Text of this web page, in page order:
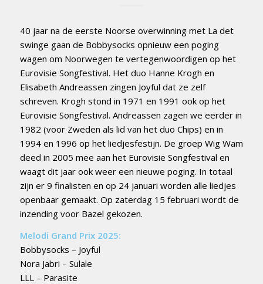
40 jaar na de eerste Noorse overwinning met La det
swinge gaan de Bobbysocks opnieuw een poging
wagen om Noorwegen te vertegenwoordigen op het
Eurovisie Songfestival. Het duo Hanne Krogh en
Elisabeth Andreassen zingen Joyful dat ze zelf
schreven. Krogh stond in 1971 en 1991 ook op het
Eurovisie Songfestival. Andreassen zagen we eerder in
1982 (voor Zweden als lid van het duo Chips) en in
1994 en 1996 op het liedjesfestijn. De groep Wig Wam
deed in 2005 mee aan het Eurovisie Songfestival en
waagt dit jaar ook weer een nieuwe poging. In totaal
zijn er 9 finalisten en op 24 januari worden alle liedjes
openbaar gemaakt. Op zaterdag 15 februari wordt de
inzending voor Bazel gekozen.
Melodi Grand Prix 2025:
Bobbysocks – Joyful
Nora Jabri – Sulale
LLL – Parasite